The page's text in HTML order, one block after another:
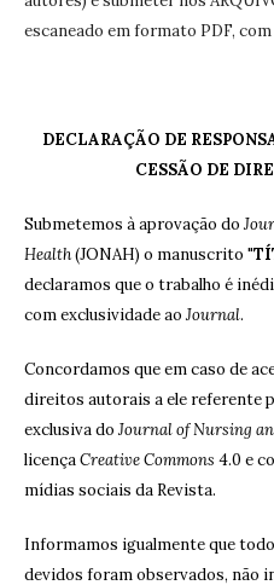
escaneado em formato PDF,
DECLARAÇÃO DE
CESSÃO DE
Submetemos à aprovação do
Health(JONAH) o manuscrito "
declaramos que o trabalho é
com exclusividade ao Journal.
Concordamos que em caso de
direitos autorais a ele referente
exclusiva do Journal of Nursing
licençaCreative Commons 4.0 e
mídias sociais da Revista.
Informamos igualmente que
devidos foram observados, não